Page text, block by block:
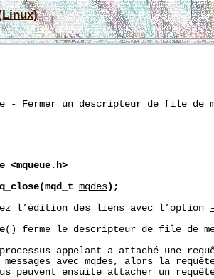
- Fermer un descripteur de file de
<mqueue.h>
mqdes );
l’édition des liens avec l’option
() ferme le descripteur de file de
appelant a attaché une
messages avec
mqdes, alors la
peuvent ensuite attacher un